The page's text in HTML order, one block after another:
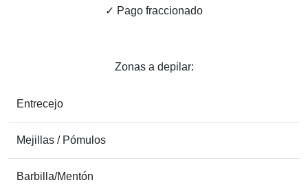
✓ Pago fraccionado
Zonas a depilar:
Entrecejo
Mejillas / Pómulos
Barbilla/Mentón